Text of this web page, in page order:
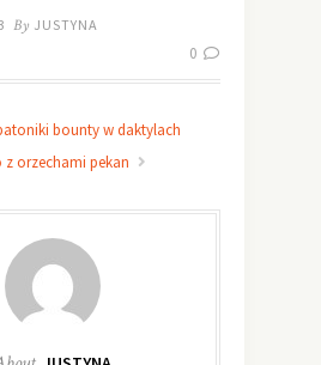
By JUSTYNA
0
bounty w daktylach
z orzechami pekan